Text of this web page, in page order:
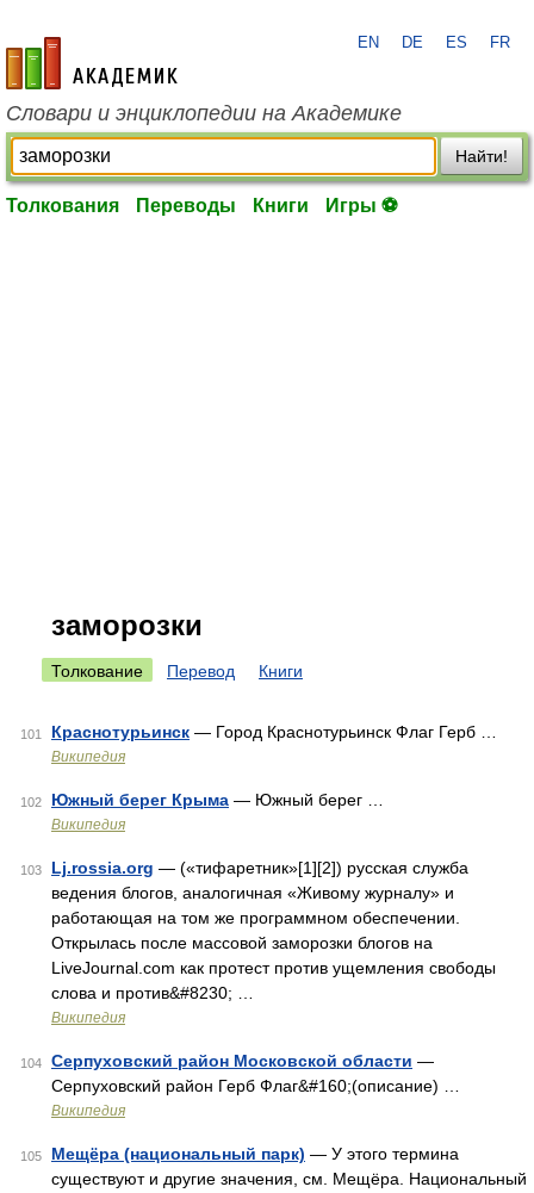
academic.ru
EN DE ES FR
Словари и энциклопедии на Академике
Найти!
Толкования Переводы Книги Игры ⚽
заморозки
Толкование Перевод Книги
101 Краснотурьинск — Город Краснотурьинск Флаг Герб …
Википедия
102 Южный берег Крыма — Южный берег …
Википедия
103 Lj.rossia.org — («тифаретник»[1][2]) русская служба
ведения блогов, аналогичная «Живому журналу» и
работающая на том же программном обеспечении.
Открылась после массовой заморозки блогов на
LiveJournal.com как протест против ущемления свободы
слова и против&#8230; …
Википедия
104 Серпуховский район Московской области —
Серпуховский район Герб Флаг&#160;(описание) …
Википедия
105 Мещёра (национальный парк) — У этого термина
существуют и другие значения, см. Мещёра. Национальный